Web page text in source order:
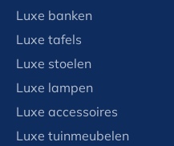
Luxe banken
Luxe tafels
Luxe stoelen
Luxe lampen
Luxe accessoires
Luxe tuinmeubelen